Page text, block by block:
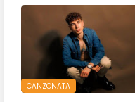
CANZONATA